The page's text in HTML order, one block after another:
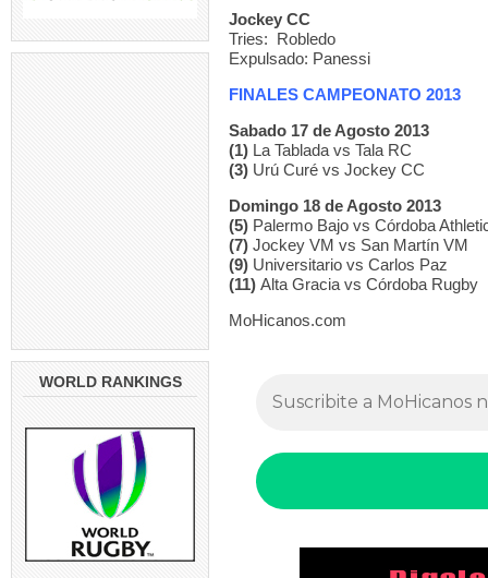
WORLD RANKINGS
Jockey CC
Tries: Robledo
Expulsado: Panessi
FINALES CAMPEONATO 2013
Sabado 17 de Agosto 2013
(1) La Tablada vs Tala RC
(3) Urú Curé vs Jockey CC
Domingo 18 de Agosto 2013
(5) Palermo Bajo vs Córdoba
(7) Jockey VM vs San Martín VM
(9) Universitario vs Carlos Paz
(11) Alta Gracia vs Córdoba Rugby
MoHicanos.com